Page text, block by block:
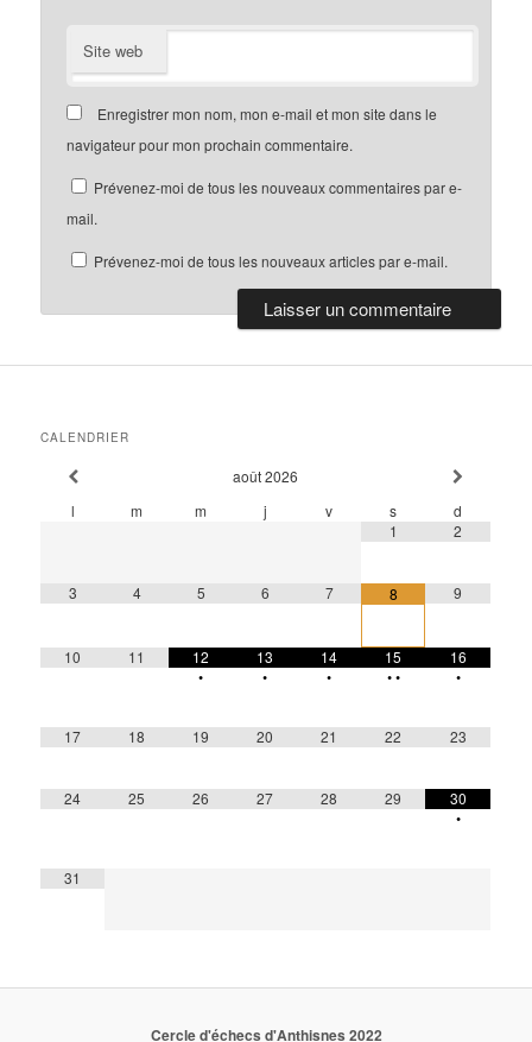
Site web
Enregistrer mon nom, mon e-mail et mon site dans le
navigateur pour mon prochain commentaire.
Prévenez-moi de tous les nouveaux commentaires par e-
mail.
Prévenez-moi de tous les nouveaux articles par e-mail.
CALENDRIER
août 2026
l
m m j v s
d
1
2
3 4 5 6 7 8 9
10 11 12
•
13
•
14
•
15
••
16
•
17 18 19 20 21 22 23
24 25 26 27 28 29 30
•
31
Cercle d'échecs d'Anthisnes 2022